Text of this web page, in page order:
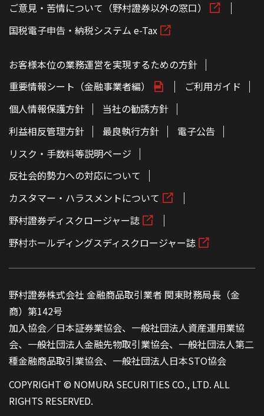
ご意見・苦情について（野村證券以外の窓口）
国税電子申告・納税システム e-Tax
お客様本位の業務運営を実現するための方針
重要情報シート（金融事業者編）
ご利用ガイド
個人情報保護方針
当社の勧誘方針
利益相反管理方針
最良執行方針
電子公告
リスク・手数料等説明ページ
反社会的勢力への対応について
カスタマー・ハラスメントについて
野村證券ディスクロージャー誌
野村ホールディングスディスクロージャー誌
野村證券株式会社 金融商品取引業者 関東財務局長（金
商）第142号
加入協会／日本証券業協会、一般社団法人資産運用業協
会、一般社団法人金融先物取引業協会、一般社団法人第二
種金融商品取引業協会、一般社団法人日本STO協会
COPYRIGHT © NOMURA SECURITIES CO., LTD. ALL
RIGHTS RESERVED.